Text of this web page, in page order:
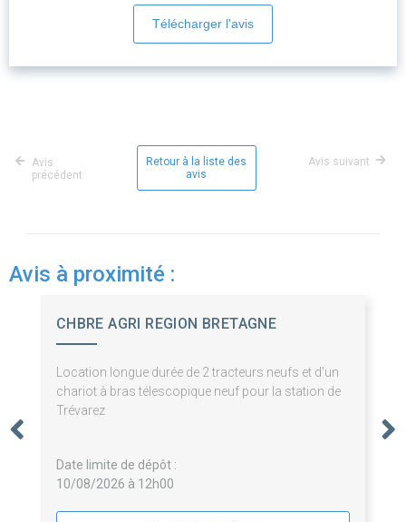
Télécharger l'avis
Avis
précédent
Retour à la liste des
avis
Avis suivant
Avis à proximité :
CHBRE AGRI REGION BRETAGNE
Location longue durée de 2 tracteurs neufs et d'un
chariot à bras télescopique neuf pour la station de
Trévarez
Date limite de dépôt :
10/08/2026 à 12h00